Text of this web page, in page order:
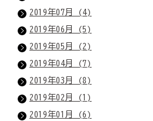
2019年07月 (4)
2019年06月 (5)
2019年05月 (2)
2019年04月 (7)
2019年03月 (8)
2019年02月 (1)
2019年01月 (6)